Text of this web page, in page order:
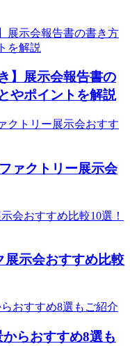
】展示会報告書の
やポイントを解説
ァクトリー展示会
展示会おすすめ比較
らおすすめ8選も